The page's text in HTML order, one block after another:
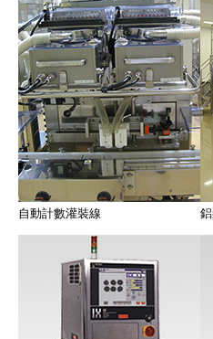
自動計數灌裝線